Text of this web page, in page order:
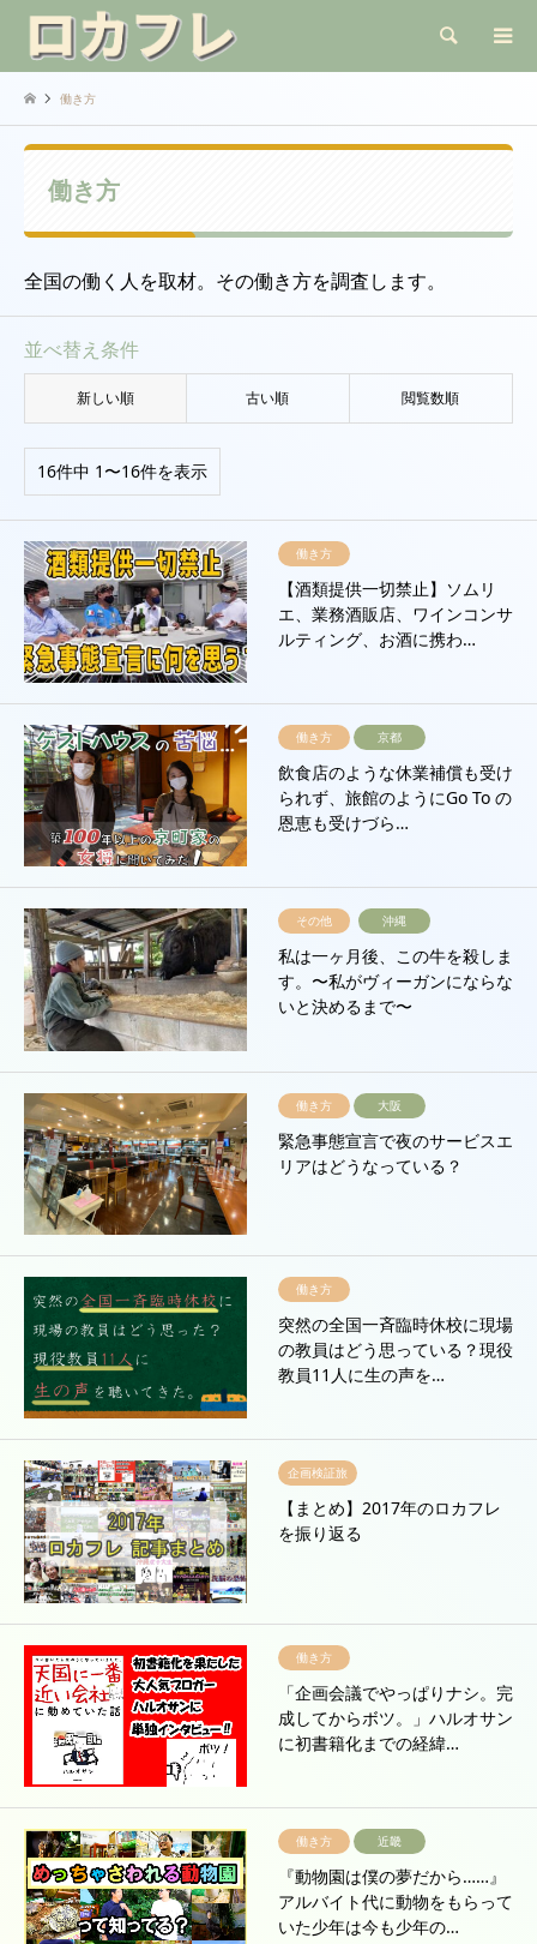
検索
働き方
働き方
全国の働く人を取材。その働き方を調査します。
並べ替え条件
新しい順 古い順 閲覧数順
16件中 1〜16件を表示
働き方
【酒類提供一切禁止】ソムリ
エ、業務酒販店、ワインコンサ
ルティング、お酒に携わ…
働き方 京都
飲食店のような休業補償も受け
られず、旅館のようにGo To の
恩恵も受けづら…
その他 沖縄
私は一ヶ月後、この牛を殺しま
す。〜私がヴィーガンにならな
いと決めるまで〜
働き方 大阪
緊急事態宣言で夜のサービスエ
リアはどうなっている？
働き方
突然の全国一斉臨時休校に現場
の教員はどう思っている？現役
教員11人に生の声を…
企画検証旅
【まとめ】2017年のロカフレ
を振り返る
働き方
「企画会議でやっぱりナシ。完
成してからボツ。」ハルオサン
に初書籍化までの経緯…
働き方 近畿
『動物園は僕の夢だから……』
アルバイト代に動物をもらって
いた少年は今も少年の…